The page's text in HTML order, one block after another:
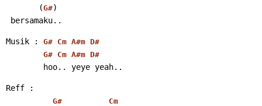
       (
G#)
bersamaku..
Musik : G# Cm A#m D#
G# Cm A#m D#
        hoo.. yeye yeah..
Reff :
G# Cm